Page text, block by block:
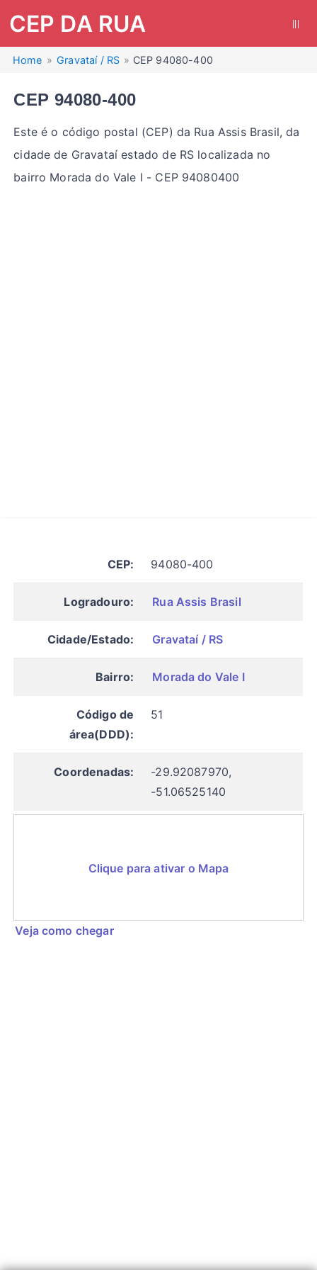
CEP DA RUA
Home Gravataí / RS CEP 94080-400
CEP 94080-400
Este é o código postal (CEP) da Rua Assis Brasil, da
cidade de Gravataí estado de RS localizada no
bairro Morada do Vale I - CEP 94080400
CEP: 94080-400
Logradouro: Rua Assis Brasil
Cidade/Estado: Gravataí / RS
Bairro: Morada do Vale I
Código de
área(DDD):
51
Coordenadas:
-29.92087970,
-51.06525140
Clique para ativar o Mapa
Veja como chegar